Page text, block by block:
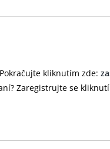
kliknutím zde:
Zaregistrujte se